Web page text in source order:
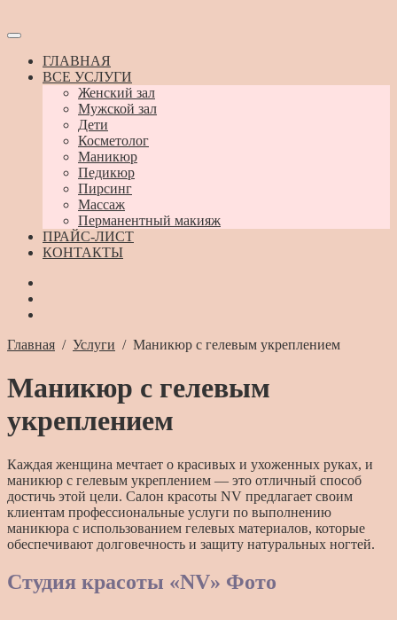
ГЛАВНАЯ
ВСЕ УСЛУГИ
Женский зал
Мужской зал
Дети
Косметолог
Маникюр
Педикюр
Пирсинг
Массаж
Перманентный макияж
ПРАЙС-ЛИСТ
КОНТАКТЫ
Главная / Услуги / Маникюр с гелевым укреплением
Маникюр с гелевым
укреплением
Каждая женщина мечтает о красивых и ухоженных руках, и
маникюр с гелевым укреплением — это отличный способ
достичь этой цели. Салон красоты NV предлагает своим
клиентам профессиональные услуги по выполнению
маникюра с использованием гелевых материалов, которые
обеспечивают долговечность и защиту натуральных ногтей.
Студия красоты «NV» Фото